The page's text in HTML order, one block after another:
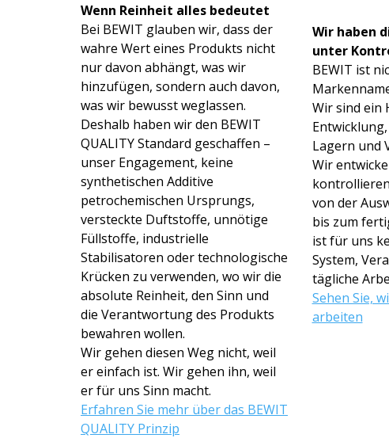
Wenn Reinheit alles bedeutet
Bei BEWIT glauben wir, dass der
wahre Wert eines Produkts nicht
nur davon abhängt, was wir
hinzufügen, sondern auch davon,
was wir bewusst weglassen.
Deshalb haben wir den BEWIT
QUALITY Standard geschaffen –
unser Engagement, keine
synthetischen Additive
petrochemischen Ursprungs,
versteckte Duftstoffe, unnötige
Füllstoffe, industrielle
Stabilisatoren oder technologische
Krücken zu verwenden, wo wir die
absolute Reinheit, den Sinn und
die Verantwortung des Produkts
bewahren wollen.
Wir gehen diesen Weg nicht, weil
er einfach ist. Wir gehen ihn, weil
er für uns Sinn macht.
Erfahren Sie mehr über das BEWIT
QUALITY Prinzip
Wir haben
unter
BEWIT ist
Wir sind ein
Lagern und
Wir
von der
bis zum
ist für uns
System,
tägliche
Sehen Sie,
arbeiten